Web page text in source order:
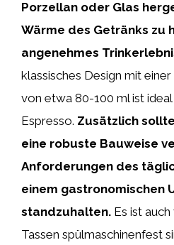
Porzellan oder Glas
Wärme des Getränks zu
angenehmes
klassisches Design mit
von etwa 80-100 ml ist
Espresso. Zusätzlich
eine robuste Bauweise
Anforderungen des
einem gastronomischen
standzuhalten. Es ist
Tassen spülmaschinenfest